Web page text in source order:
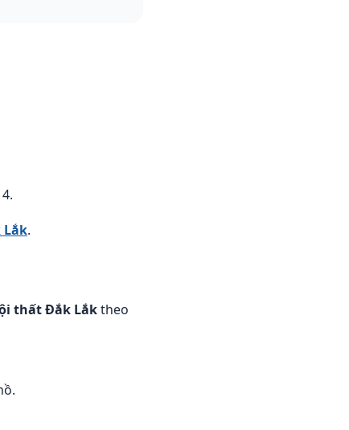
.
thất Đắk Lắktheo